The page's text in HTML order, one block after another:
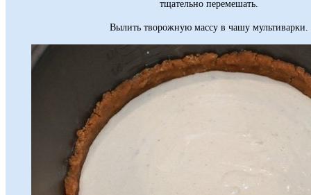
тщательно перемешать.
Вылить творожную массу в чашу мультиварки.